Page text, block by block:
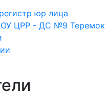
юр лица
ЦРР - ДС №9 Теремок